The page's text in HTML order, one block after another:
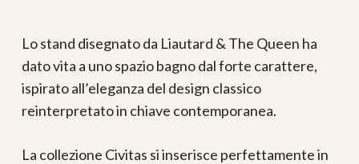
Lo stand disegnato da Liautard & The Queen ha
dato vita a uno spazio bagno dal forte carattere,
ispirato all’eleganza del design classico
reinterpretato in chiave contemporanea.
La collezione Civitas si inserisce perfettamente in